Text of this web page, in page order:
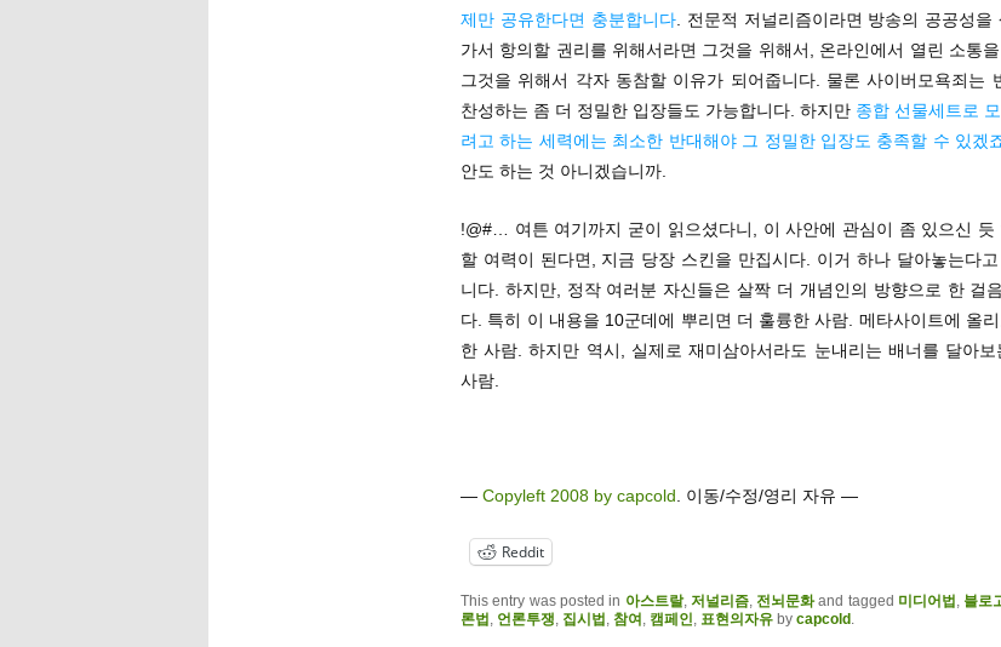
제만 공유한다면 충분합니다. 전문적 저널리즘이라면 방송의 공공성을
가서 항의할 권리를 위해서라면 그것을 위해서, 온라인에서 열린 소통
그것을 위해서 각자 동참할 이유가 되어줍니다. 물론 사이버모욕죄는
찬성하는 좀 더 정밀한 입장들도 가능합니다. 하지만 종합 선물세트로
려고 하는 세력에는 최소한 반대해야 그 정밀한 입장도 충족할 수 있겠
안도 하는 것 아니겠습니까.
!@#… 여튼 여기까지 굳이 읽으셨다니, 이 사안에 관심이 좀 있으신 듯
할 여력이 된다면, 지금 당장 스킨을 만집시다. 이거 하나 달아놓는다
니다. 하지만, 정작 여러분 자신들은 살짝 더 개념인의 방향으로 한 걸
다. 특히 이 내용을 10군데에 뿌리면 더 훌륭한 사람. 메타사이트에 올
한 사람. 하지만 역시, 실제로 재미삼아서라도 눈내리는 배너를 달아
사람.
— Copyleft 2008 by capcold . 이동/수정/영리 자유 —
Reddit
This entry was posted in 아스트랄, 저널리즘, 전뇌문화and tagged 미디어법 블로
론법 언론투쟁 집시법 참여 캠페인 표현의자유by capcold.